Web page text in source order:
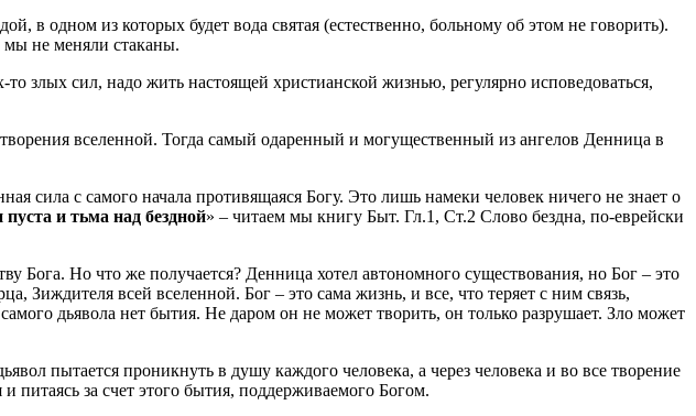
в одном из которых будет вода святая (естественно, больному об этом не говорить).
мы не меняли стаканы.
злых сил, надо жить настоящей христианской жизнью, регулярно исповедоваться,
вселенной. Тогда самый одаренный и могущественный из ангелов Денница в
сила с самого начала противящаяся Богу. Это лишь намеки человек ничего не знает о
и тьма над бездной» – читаем мы книгу Быт. Гл.1, Ст.2 Слово бездна, по-еврейски
Бога. Но что же получается? Денница хотел автономного существования, но Бог – это
Зиждителя всей вселенной. Бог – это сама жизнь, и все, что теряет с ним связь,
дьявола нет бытия. Не даром он не может творить, он только разрушает. Зло может
пытается проникнуть в душу каждого человека, а через человека и во все творение
за счет этого бытия, поддерживаемого Богом.